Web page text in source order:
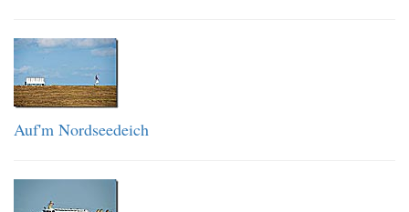
Auf'm Nordseedeich